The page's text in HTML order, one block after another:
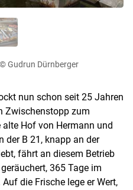
© Gudrun Dürnberger
nun schon seit 25 Jahren
Zwischenstopp zum
alte Hof von Hermann und
der B 21, knapp an der
fährt an diesem Betrieb
365 Tage im
die Frische lege er Wert,